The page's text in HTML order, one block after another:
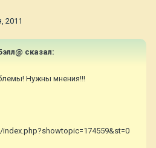
2011
сказал:
Нужны мнения!!!